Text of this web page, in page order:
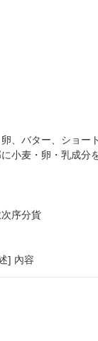
、バター、ショー
小麦・卵・乳成分を
序分貨
] 內容